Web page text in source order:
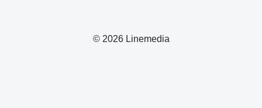
© 2026 Linemedia